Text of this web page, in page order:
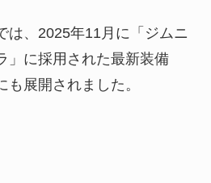
は、2025年11月に「ジムニ
」に採用された最新装備
展開されました。